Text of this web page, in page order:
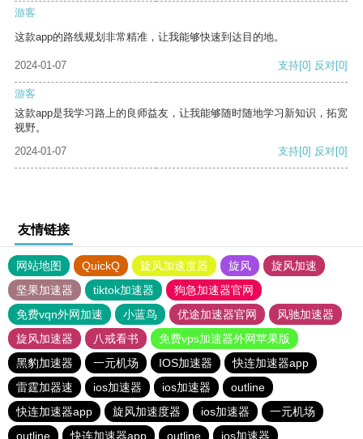
游客
这款app的路线规划非常精准，让我能够快速到达目的地。
2024-01-07 支持[0] 反对[0]
游客
这款app是我学习路上的良师益友，让我能够随时随地学习新知识，拓宽
视野。
2024-01-07
支持[0] 反对[0]
友情链接
网站地图 QuickQ 旋风加速度器 旋风
旋风加速
坚果加速器
tiktok加速器
狗急加速器官网
免费vqn外网加速
小蓝鸟 优途加速器官网
风驰加速器
旋风加速器
八戒看书
免费vps加速器外网苹果版
黑豹加速器
一元机场 IOS加速器
快连加速器app
雷霆加器速
ios加速器 ios加速器
outline
快连加速器app
旋风加速度器 ios加速器
一元机场
outline
快连加速器app outline ios加速器